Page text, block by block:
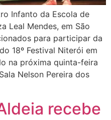
Infanto da Escola de
Leal Mendes, em São
para participar da
18º Festival Niterói em
na próxima quinta-feira
Nelson Pereira dos
recebe